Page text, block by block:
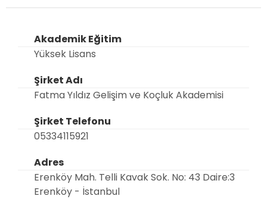
Akademik Eğitim
Yüksek Lisans
Şirket Adı
Fatma Yıldız Gelişim ve Koçluk Akademisi
Şirket Telefonu
05334115921
Adres
Erenköy Mah. Telli Kavak Sok. No: 43 Daire:3
Erenköy - İstanbul